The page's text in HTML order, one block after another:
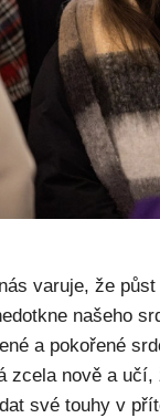
varuje, že
našeho
a pokořené
zcela nově a
své touhy v